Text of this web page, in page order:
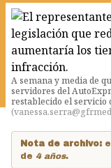
A semana y media de
servidores del
restablecido el servicio
(
Nota de archivo:
de 4 años.